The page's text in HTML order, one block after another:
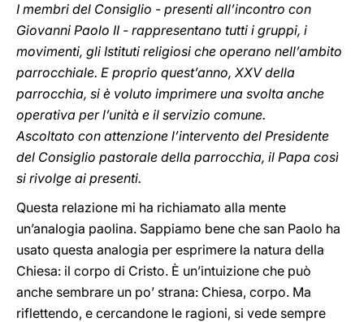
I membri del Consiglio - presenti all’incontro con
Giovanni Paolo II - rappresentano tutti i gruppi, i
movimenti, gli Istituti religiosi che operano nell’ambito
parrocchiale. E proprio quest’anno, XXV della
parrocchia, si è voluto imprimere una svolta anche
operativa per l’unità e il servizio comune.
Ascoltato con attenzione l’intervento del Presidente
del Consiglio pastorale della parrocchia, il Papa così
si rivolge ai presenti.
Questa relazione mi ha richiamato alla mente
un’analogia paolina. Sappiamo bene che san Paolo ha
usato questa analogia per esprimere la natura della
Chiesa: il corpo di Cristo. È un’intuizione che può
anche sembrare un po’ strana: Chiesa, corpo. Ma
riflettendo, e cercandone le ragioni, si vede sempre